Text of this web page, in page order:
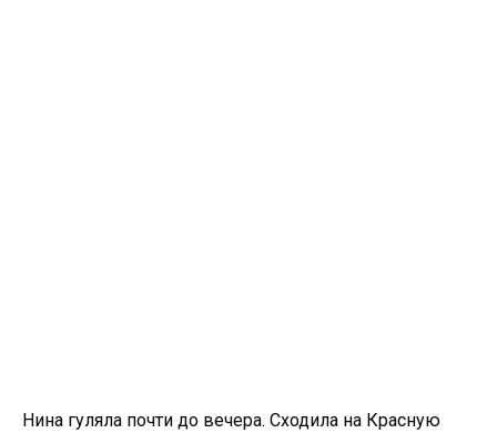
Нина гуляла почти до вечера. Сходила на Красную